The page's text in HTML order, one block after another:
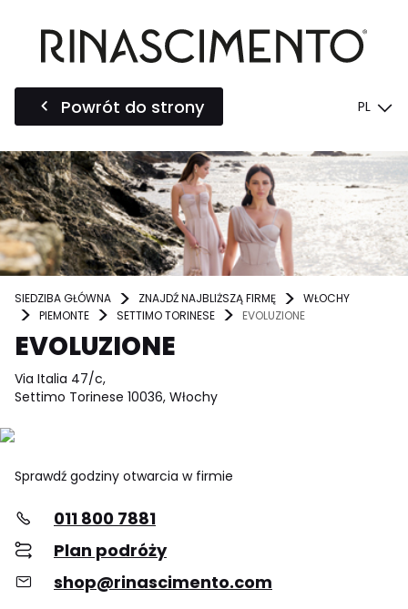
Powrót do strony PL
SIEDZIBA GŁÓWNA ZNAJDŹ NAJBLIŻSZĄ FIRMĘ
WŁOCHY
PIEMONTE
SETTIMO TORINESE EVOLUZIONE
EVOLUZIONE
Via Italia 47/c,
Settimo Torinese 10036, Włochy
Sprawdź godziny otwarcia w firmie
011 800 7881
Plan podróży
shop@rinascimento.com